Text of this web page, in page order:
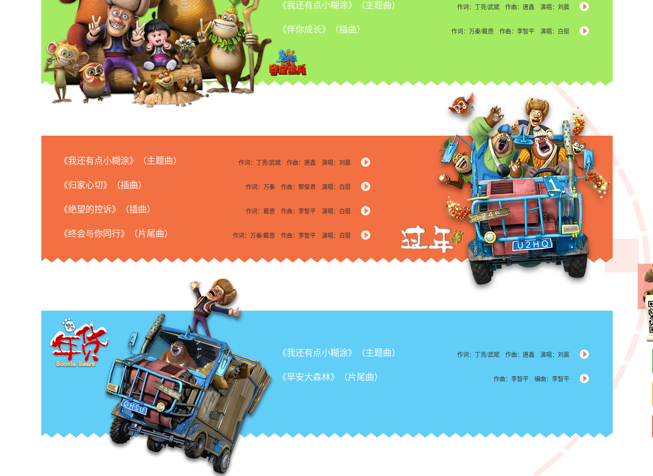
《我还有点小糊涂》（主题曲） 作词：丁亮/武斌 作曲：唐鑫 演唱：刘晨
《伴你成长》（插曲） 作词：万秦/戴悫 作曲：李智平 演唱：白挺
《我还有点小糊涂》（主题曲） 作词：丁亮/武斌 作曲：唐鑫 演唱：刘晨
《归家心切》（插曲） 作词：万秦 作曲：黎俊君 演唱：白挺
《绝望的控诉》（插曲） 作词：戴悫 作曲：李智平 演唱：白挺
《终会与你同行》（片尾曲） 作词：万秦/戴悫 作曲：李智平 演唱：白挺
《我还有点小糊涂》（主题曲） 作词：丁亮/武斌 作曲：唐鑫 演唱：刘晨
《早安大森林》（片尾曲） 作曲：李智平 编曲：李智平